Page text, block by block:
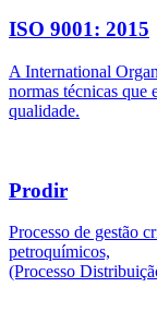
ISO 9001: 2015
A International
normas técnicas que
qualidade.
Prodir
Processo de gestão
petroquímicos,
(Processo